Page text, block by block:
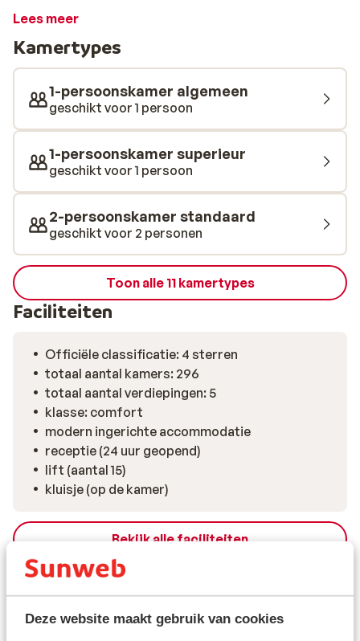
Deze website maakt gebruik van cookies
gemakkelijk vanuit het hotel het zand tussen je tenen
traditionele Portugese stijl waardoor het moeiteloos in
de omgeving past. Het bestaat uit meerdere gebouwen
waar de kamers over verspreid zijn. De gebouwen
bereik je door de tuin rondom het hotel en op de
binnenplaats staan er ligbedjes rondom het grote
zwembad klaar. Er worden vrolijke activiteiten
georganiseerd door het animatieteam en voor kleine
kinderen is er een miniclub waar zij nieuwe vriendjes
aan denken kan in de sauna.
Lees meer
Kamertypes
1-persoonskamer algemeen
geschikt voor 1 persoon
1-persoonskamer superieur
geschikt voor 1 persoon
2-persoonskamer standaard
geschikt voor 2 personen
Toon alle 11 kamertypes
Faciliteiten
Officiële classificatie: 4 sterren
totaal aantal kamers: 296
totaal aantal verdiepingen: 5
klasse: comfort
modern ingerichte accommodatie
receptie (24 uur geopend)
lift (aantal 15)
kluisje (op de kamer)
Bekijk alle faciliteiten
Reisinformatie
Handig om te weten